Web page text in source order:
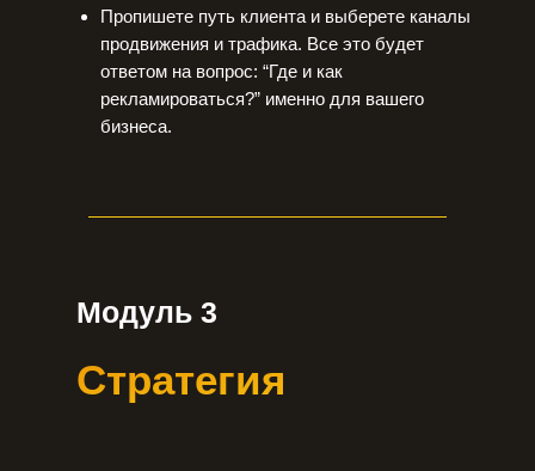
Пропишете путь клиента и выберете каналы
продвижения и трафика. Все это будет
ответом на вопрос: “Где и как
рекламироваться?” именно для вашего
бизнеса.
Модуль 3
Стратегия